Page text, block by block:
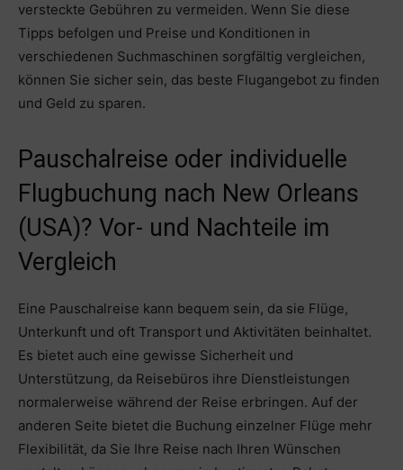
versteckte Gebühren zu vermeiden. Wenn Sie diese
Tipps befolgen und Preise und Konditionen in
verschiedenen Suchmaschinen sorgfältig vergleichen,
können Sie sicher sein, das beste Flugangebot zu finden
und Geld zu sparen.
Pauschalreise oder individuelle
Flugbuchung nach New Orleans
(USA)? Vor- und Nachteile im
Vergleich
Eine Pauschalreise kann bequem sein, da sie Flüge,
Unterkunft und oft Transport und Aktivitäten beinhaltet.
Es bietet auch eine gewisse Sicherheit und
Unterstützung, da Reisebüros ihre Dienstleistungen
normalerweise während der Reise erbringen. Auf der
anderen Seite bietet die Buchung einzelner Flüge mehr
Flexibilität, da Sie Ihre Reise nach Ihren Wünschen